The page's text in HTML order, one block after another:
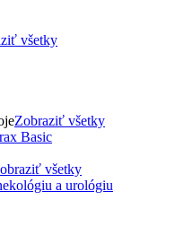
všetky
Zobraziť všetky
všetky